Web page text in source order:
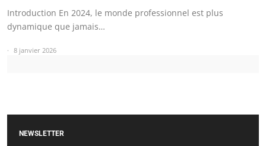
Introduction En 2024, le monde professionnel est plus
dynamique que jamais…
8 janvier 2026
NEWSLETTER